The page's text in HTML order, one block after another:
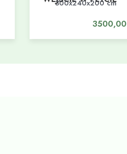
300x240x200 cm
3500,00
Dodaj do koszyka